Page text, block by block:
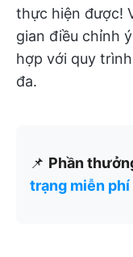
thực hiện được!
gian điều chỉnh
hợp với quy
đa.
📌 Phần
trạng miễn